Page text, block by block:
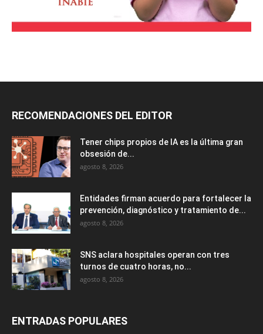
RECOMENDACIONES DEL EDITOR
Tener chips propios de IA es la última gran
obsesión de...
agosto 8, 2026
Entidades firman acuerdo para fortalecer la
prevención, diagnóstico y tratamiento de...
agosto 8, 2026
SNS aclara hospitales operan con tres
turnos de cuatro horas, no...
agosto 8, 2026
ENTRADAS POPULARES